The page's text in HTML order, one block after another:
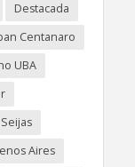
Destacada
Centanaro
UBA
Aires